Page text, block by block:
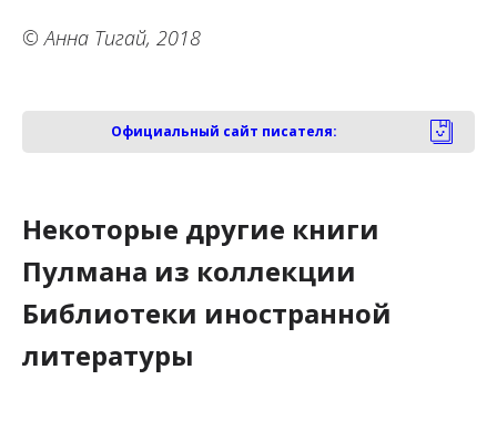
© Анна Тигай, 2018
Официальный сайт писателя:
Некоторые другие книги
Пулмана из коллекции
Библиотеки иностранной
литературы